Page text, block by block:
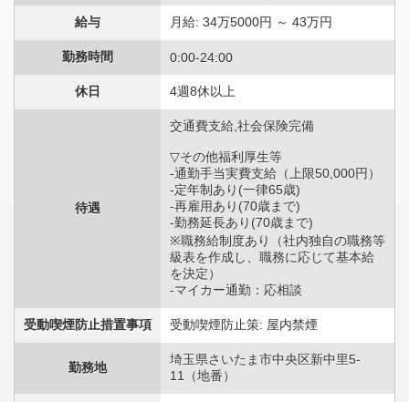
給与 月給: 34万5000円 ～ 43万円
勤務時間 0:00-24:00
休日 4週8休以上
待遇
交通費支給,社会保険完備
▽その他福利厚生等
-通勤手当実費支給（上限50,000円）
-定年制あり(一律65歳)
-再雇用あり(70歳まで)
-勤務延長あり(70歳まで)
※職務給制度あり（社内独自の職務等
級表を作成し、職務に応じて基本給
を決定）
-マイカー通勤：応相談
受動喫煙防止措置事項 受動喫煙防止策: 屋内禁煙
勤務地
埼玉県さいたま市中央区新中里5-
11（地番）